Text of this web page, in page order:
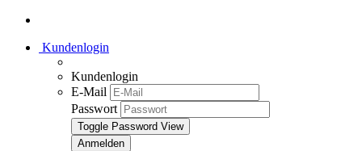
Kundenlogin
Kundenlogin
E-Mail
Passwort
Toggle Password View